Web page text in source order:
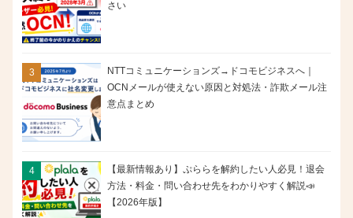
さい
NTTコミュニケーションズ→ドコモビジネスへ｜
OCNメールが使えない原因と対処法・詐欺メール注
意点まとめ
【最新情報あり】ぷららを解約したい人必見！退会
方法・料金・問い合わせ先をわかりやすく解説📣
【2026年版】